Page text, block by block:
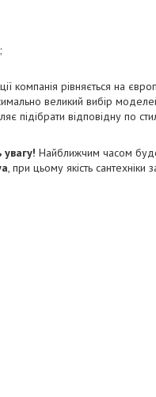
компанія рівняється на
великий вибір
підібрати відповідну по
увагу! Найближчим часом
, при цьому якість сантехніки